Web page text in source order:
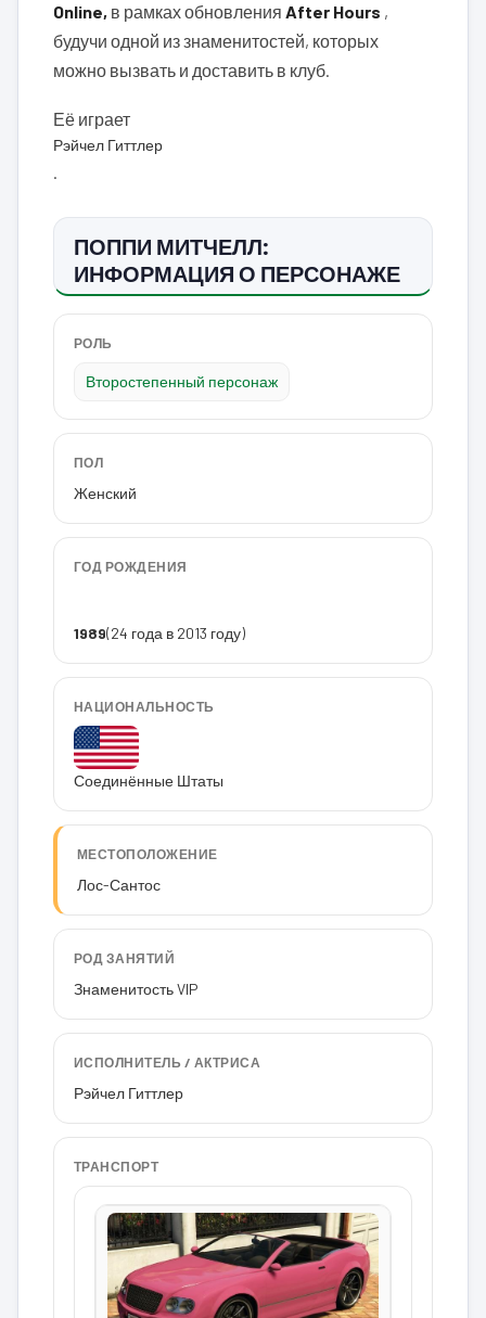
Online, в рамках обновления After Hours ,
будучи одной из знаменитостей, которых
можно вызвать и доставить в клуб.
Её играет
Рэйчел Гиттлер
.
ПОППИ МИТЧЕЛЛ:
ИНФОРМАЦИЯ О ПЕРСОНАЖЕ
РОЛЬ
Второстепенный персонаж
ПОЛ
Женский
ГОД РОЖДЕНИЯ
1989(24 года в 2013 году)
НАЦИОНАЛЬНОСТЬ
Соединённые Штаты
МЕСТОПОЛОЖЕНИЕ
Лос-Сантос
РОД ЗАНЯТИЙ
Знаменитость VIP
ИСПОЛНИТЕЛЬ / АКТРИСА
Рэйчел Гиттлер
ТРАНСПОРТ